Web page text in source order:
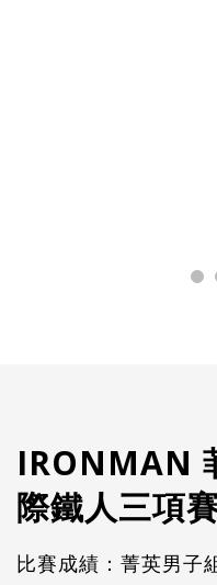
IRONMAN
際鐵人三項
比賽成績：菁英男子